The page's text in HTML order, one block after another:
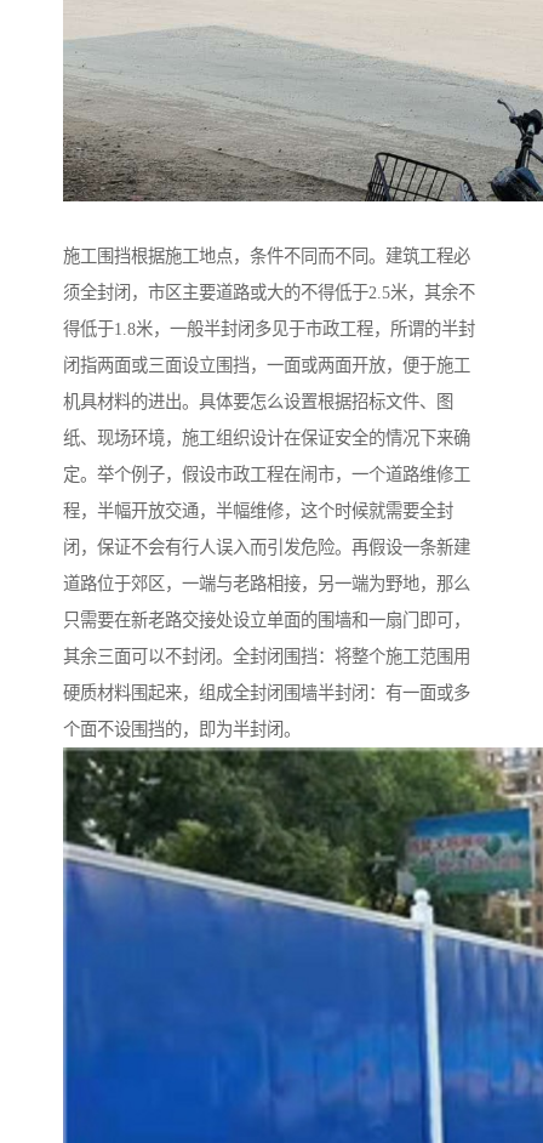
施工围挡根据施工地点，条件不同而不同。建筑工程必
须全封闭，市区主要道路或大的不得低于2.5米，其余不
得低于1.8米，一般半封闭多见于市政工程，所谓的半封
闭指两面或三面设立围挡，一面或两面开放，便于施工
机具材料的进出。具体要怎么设置根据招标文件、图
纸、现场环境，施工组织设计在保证安全的情况下来确
定。举个例子，假设市政工程在闹市，一个道路维修工
程，半幅开放交通，半幅维修，这个时候就需要全封
闭，保证不会有行人误入而引发危险。再假设一条新建
道路位于郊区，一端与老路相接，另一端为野地，那么
只需要在新老路交接处设立单面的围墙和一扇门即可，
其余三面可以不封闭。全封闭围挡：将整个施工范围用
硬质材料围起来，组成全封闭围墙半封闭：有一面或多
个面不设围挡的，即为半封闭。